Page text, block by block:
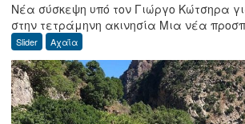
Νέα σύσκεψη υπό τον Γιώργο Κώτσηρα
στην τετράμηνη ακινησία Μια νέα
Slider Αχαΐα